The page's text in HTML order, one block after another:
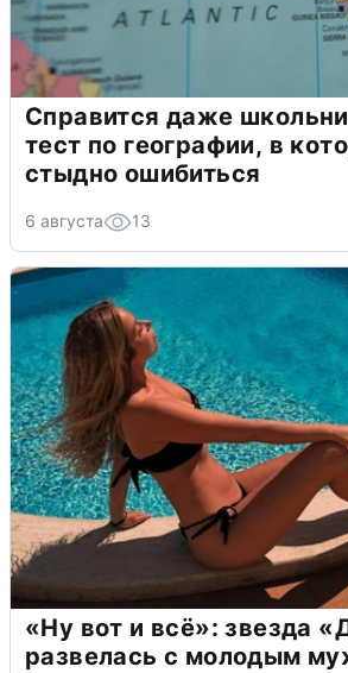
Справится даже
тест по географии, в
стыдно ошибиться
6 августа 13
«Ну вот и всё»: звезда
развелась с молодым